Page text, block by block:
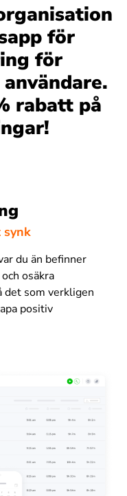
för
för
rabatt på
du än befinner
osäkra
det som verkligen
positiv